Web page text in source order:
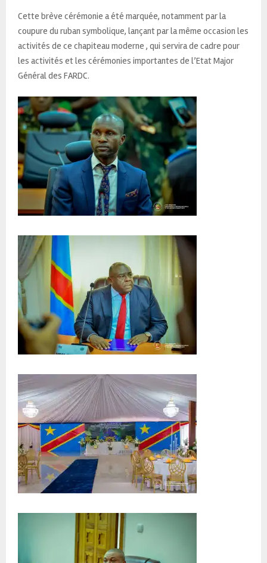
Cette brève cérémonie a été marquée, notamment par la
coupure du ruban symbolique, lançant par la même occasion les
activités de ce chapiteau moderne , qui servira de cadre pour
les activités et les cérémonies importantes de l’Etat Major
Général des FARDC.